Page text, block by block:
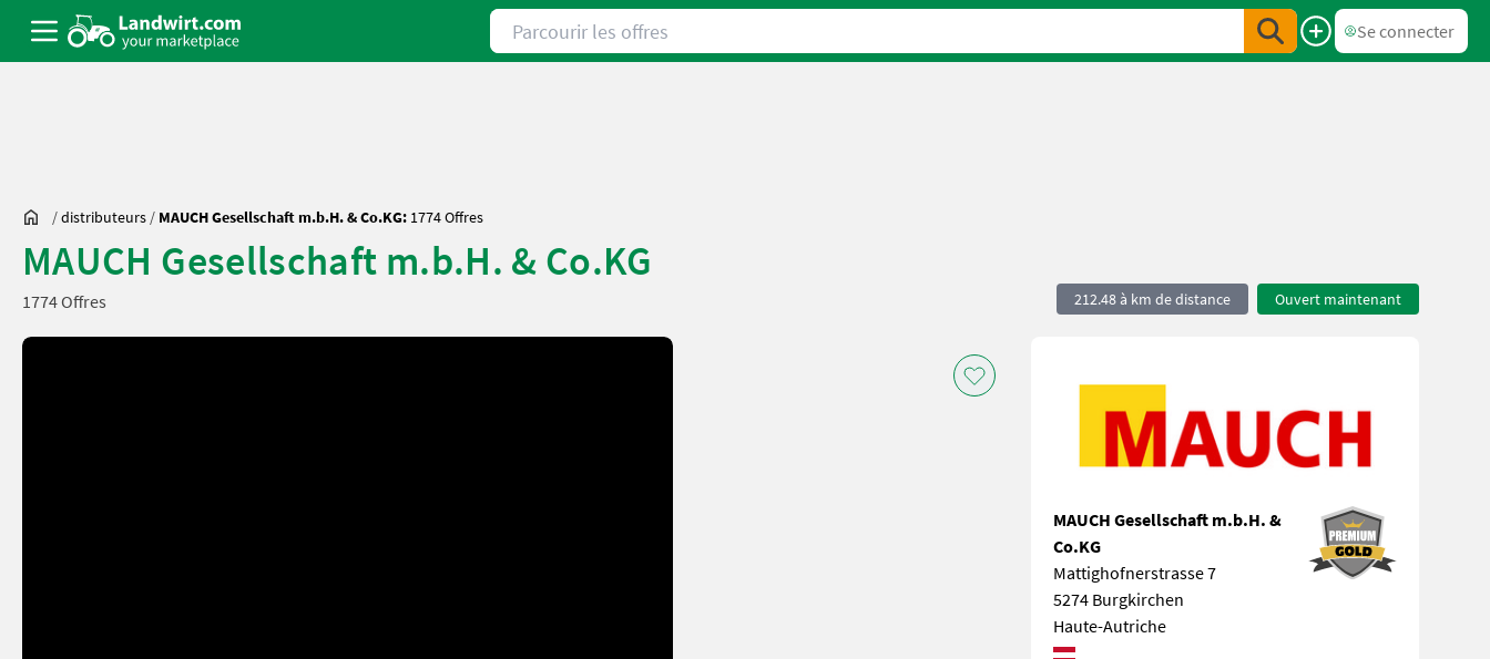
Parcourir les offres
Se connecter
/distributeurs / MAUCH Gesellschaft m.b.H. & Co.KG: 1774 Offres
MAUCH Gesellschaft m.b.H. & Co.KG
1774 Offres 212.48 à km de distance Ouvert maintenant
MAUCH Gesellschaft m.b.H. &
Co.KG
Mattighofnerstrasse 7
5274 Burgkirchen
Haute-Autriche